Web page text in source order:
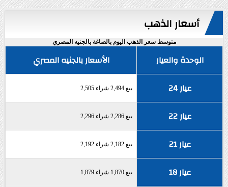
أسعار الذهب
متوسط سعر الذهب اليوم بالصاغة بالجنيه المصري
الوحدة والعيار
الأسعار بالجنيه المصري
عيار 24
بيع 2,494 شراء 2,505
عيار 22 بيع 2,286 شراء 2,296
عيار 21 بيع 2,182 شراء 2,192
عيار 18 بيع 1,870 شراء 1,879